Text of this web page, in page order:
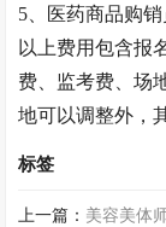
5 、医药商品购
以上费用包含报
费、监考费、场
地可以调整外，
标签
上一篇： 美容美体